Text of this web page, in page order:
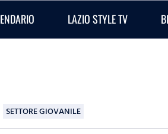
LAZIO STYLE TV
SETTORE GIOVANILE